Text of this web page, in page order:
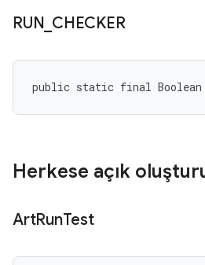
RUN CHECKER
public static final Boolean
Herkese açık
ArtRunTest